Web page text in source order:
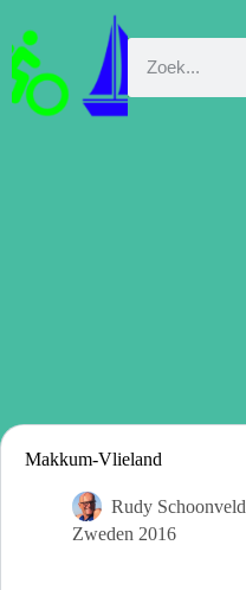
Makkum-Vlieland
Rudy Schoonveld
Zweden 2016